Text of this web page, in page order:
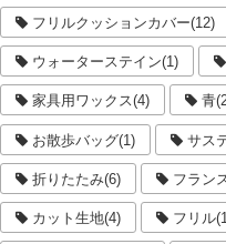
フリルクッションカバー(12)
ウォーターステイン(1)
家具用ワックス(4) 青
お散歩バッグ(1) サス
折りたたみ(6) フラン
カット生地(4) フリル